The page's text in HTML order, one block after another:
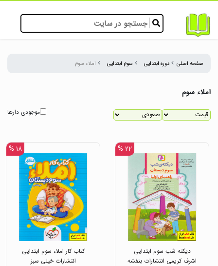
صفحه اصلی دوره ابتدایی سوم ابتدایی املاء سوم
املاء سوم
موجودی دارها
۲۲ %
دیکته شب سوم ابتدایی
اشرف کریمی انتشارات بنفشه
۱۸ %
کتاب کار املاء سوم ابتدایی
انتشارات خیلی سبز